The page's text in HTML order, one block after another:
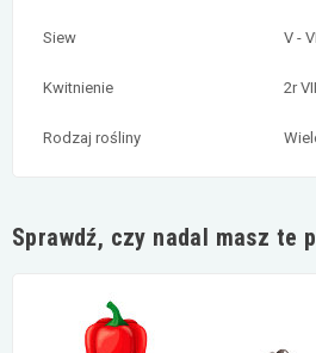
Siew V - VI
Kwitnienie 2r
Rodzaj rośliny
Sprawdź, czy nadal masz te